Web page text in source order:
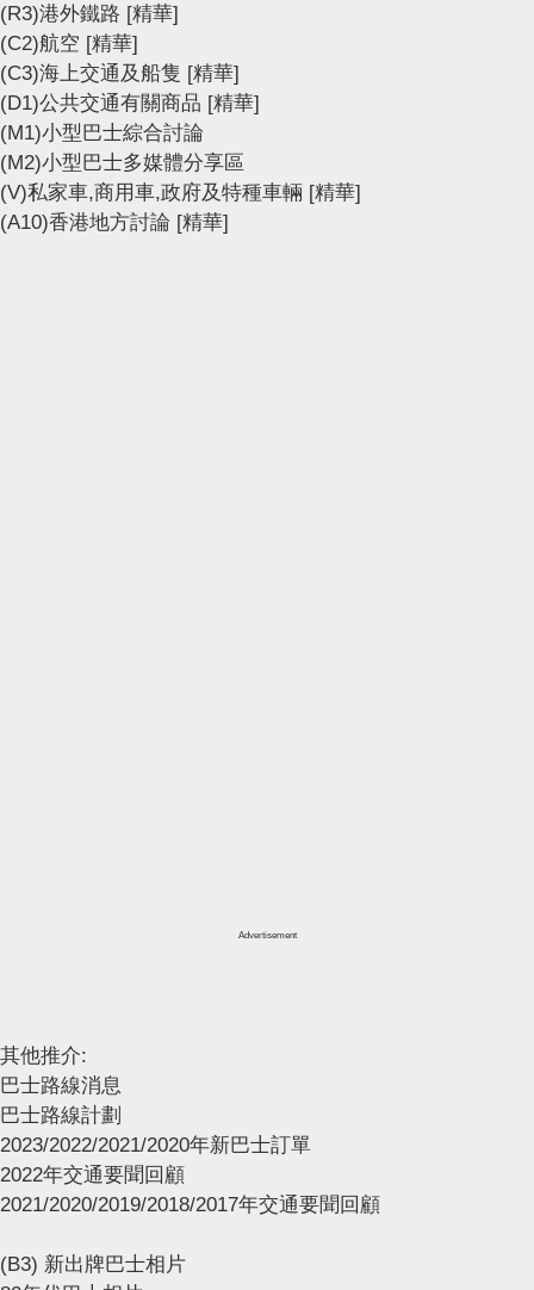
(R3)港外鐵路 [精華]
(C2)航空 [精華]
(C3)海上交通及船隻 [精華]
(D1)公共交通有關商品 [精華]
(M1)小型巴士綜合討論
(M2)小型巴士多媒體分享區
(V)私家車,商用車,政府及特種車輛 [精華]
(A10)香港地方討論 [精華]
Advertisement
其他推介:
巴士路線消息
巴士路線計劃
2023/2022/2021/2020年新巴士訂單
2022年交通要聞回顧
2021/2020/2019/2018/2017年交通要聞回顧
(B3) 新出牌巴士相片